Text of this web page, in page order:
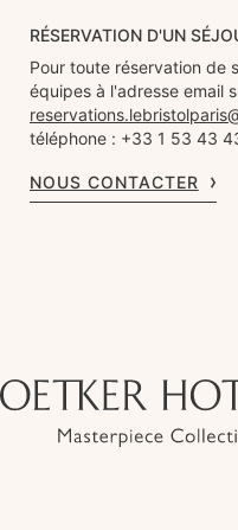
RÉSERVATION D'UN
Pour toute réservation de
équipes à l'adresse email
téléphone : +33 1 53 43
NOUS CONTACTER